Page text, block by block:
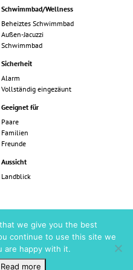
Schwimmbad/Wellness
Beheiztes Schwimmbad
Außen-Jacuzzi
Schwimmbad
Sicherheit
Alarm
Vollständig eingezäunt
Geeignet für
Paare
Familien
Freunde
Aussicht
Landblick
Price (per week)
Preis (pro Nacht)
4.270 €
we give you the best
continue to use this site we
are happy with it.
Read more